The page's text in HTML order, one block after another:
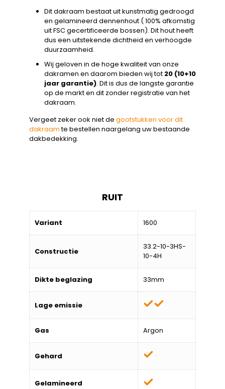
Dit dakraam bestaat uit kunstmatig gedroogd
en gelamineerd dennenhout ( 100% afkomstig
uit FSC gecertificeerde bossen). Dit hout heeft
dus een uitstekende dichtheid en verhoogde
duurzaamheid.
Wij geloven in de hoge kwaliteit van onze
dakramen en daarom bieden wij tot 20 (10+10
jaar garantie). Dit is dus de langste garantie
op de markt en dit zonder registratie van het
dakraam.
Vergeet zeker ook niet de gootstukken voor dit
dakraamte bestellen naargelang uw bestaande
dakbedekking.
RUIT
Variant 1600
Constructie
33.2-10-3HS-
10-4H
Dikte beglazing 33mm
Lage emissie
Gas Argon
Gehard
Gelamineerd